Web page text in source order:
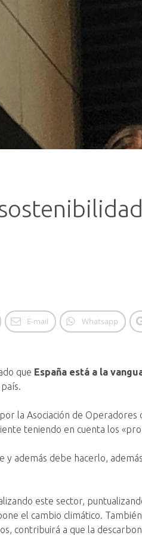
E-mail Whatsapp
que España está a la
la Asociación de
teniendo en cuenta los
y además debe hacerlo,
este sector,
el cambio climático.
contribuirá a que la